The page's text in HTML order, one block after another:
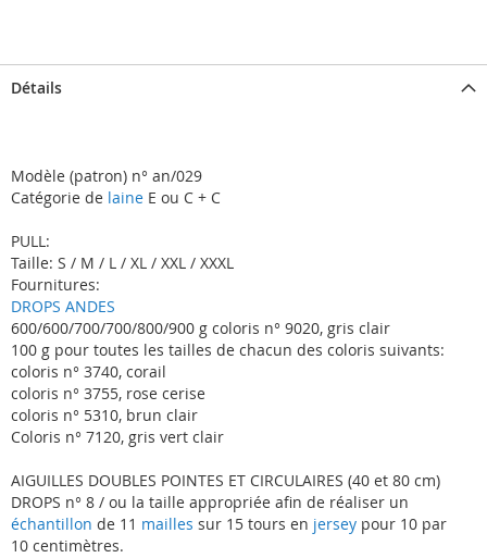
Détails
Modèle (patron) n° an/029
Catégorie de laine E ou C + C
PULL:
Taille: S / M / L / XL / XXL / XXXL
Fournitures:
DROPS ANDES
600/600/700/700/800/900 g coloris n° 9020, gris clair
100 g pour toutes les tailles de chacun des coloris suivants:
coloris n° 3740, corail
coloris n° 3755, rose cerise
coloris n° 5310, brun clair
Coloris n° 7120, gris vert clair
AIGUILLES DOUBLES POINTES ET CIRCULAIRES (40 et 80 cm)
DROPS n° 8 / ou la taille appropriée afin de réaliser un
échantillon de 11 mailles sur 15 tours en jersey pour 10 par
10 centimètres.